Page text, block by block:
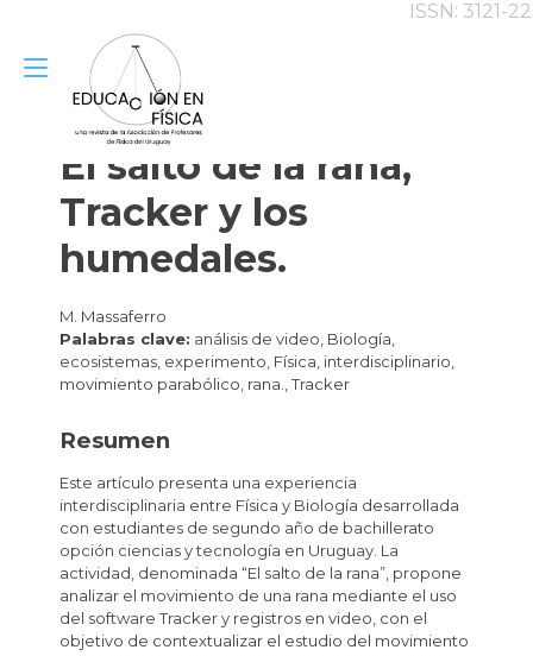
ISSN: 3121-
Alternar
navegación
El salto de la rana,
Tracker y los
humedales.
M. Massaferro
Palabras clave: análisis de video, Biología,
ecosistemas, experimento, Física, interdisciplinario,
movimiento parabólico, rana., Tracker
Resumen
Este artículo presenta una experiencia
interdisciplinaria entre Física y Biología desarrollada
con estudiantes de segundo año de bachillerato
opción ciencias y tecnología en Uruguay. La
actividad, denominada “El salto de la rana”, propone
analizar el movimiento de una rana mediante el uso
del software Tracker y registros en video, con el
objetivo de contextualizar el estudio del movimiento